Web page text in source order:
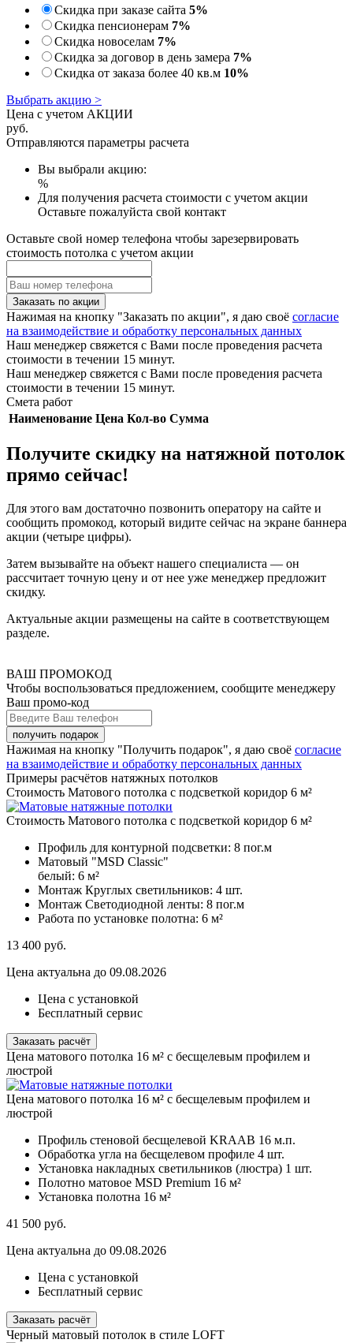
Скидка при заказе сайта 5%
Скидка пенсионерам 7%
Скидка новоселам 7%
Скидка за договор в день замера 7%
Скидка от заказа более 40 кв.м 10%
Выбрать акцию >
Цена с учетом АКЦИИ
руб.
Отправляются параметры расчета
Вы выбрали акцию:
%
Для получения расчета стоимости с учетом акции
Оставьте пожалуйста свой контакт
Оставьте свой номер телефона чтобы зарезервировать
стоимость потолка с учетом акции
Заказать по акции
Нажимая на кнопку "Заказать по акции", я даю своё согласие
на взаимодействие и обработку персональных данных
Наш менеджер свяжется с Вами после проведения расчета
стоимости в течении 15 минут.
Наш менеджер свяжется с Вами после проведения расчета
стоимости в течении 15 минут.
Смета работ
Наименование Цена Кол-во Сумма
Получите скидку на натяжной потолок
прямо сейчас!
Для этого вам достаточно позвонить оператору на сайте и
сообщить промокод, который видите сейчас на экране баннера
акции (четыре цифры).
Затем вызывайте на объект нашего специалиста — он
рассчитает точную цену и от нее уже менеджер предложит
скидку.
Актуальные акции размещены на сайте в соответствующем
разделе.
ВАШ ПРОМОКОД
Чтобы воспользоваться предложением, сообщите менеджеру
Ваш промо-код
Нажимая на кнопку "Получить подарок", я даю своё согласие
на взаимодействие и обработку персональных данных
Примеры расчётов натяжных потолков
Стоимость Матового потолка с подсветкой коридор 6 м²
Стоимость Матового потолка с подсветкой коридор 6 м²
Профиль для контурной подсветки: 8 пог.м
Матовый "MSD Classic"
белый: 6 м²
Монтаж Круглых светильников: 4 шт.
Монтаж Светодиодной ленты: 8 пог.м
Работа по установке полотна: 6 м²
13 400 руб.
Цена актуальна до 09.08.2026
Цена с установкой
Бесплатный сервис
Заказать расчёт
Цена матового потолка 16 м² с бесщелевым профилем и
люстрой
Цена матового потолка 16 м² с бесщелевым профилем и
люстрой
Профиль стеновой бесщелевой KRAAB 16 м.п.
Обработка угла на бесщелевом профиле 4 шт.
Установка накладных светильников (люстра) 1 шт.
Полотно матовое MSD Premium 16 м²
Установка полотна 16 м²
41 500 руб.
Цена актуальна до 09.08.2026
Цена с установкой
Бесплатный сервис
Заказать расчёт
Черный матовый потолок в стиле LOFT